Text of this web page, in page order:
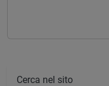
Cerca nel sito